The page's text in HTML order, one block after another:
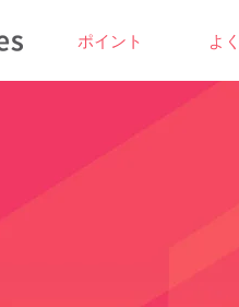
ポイント よ